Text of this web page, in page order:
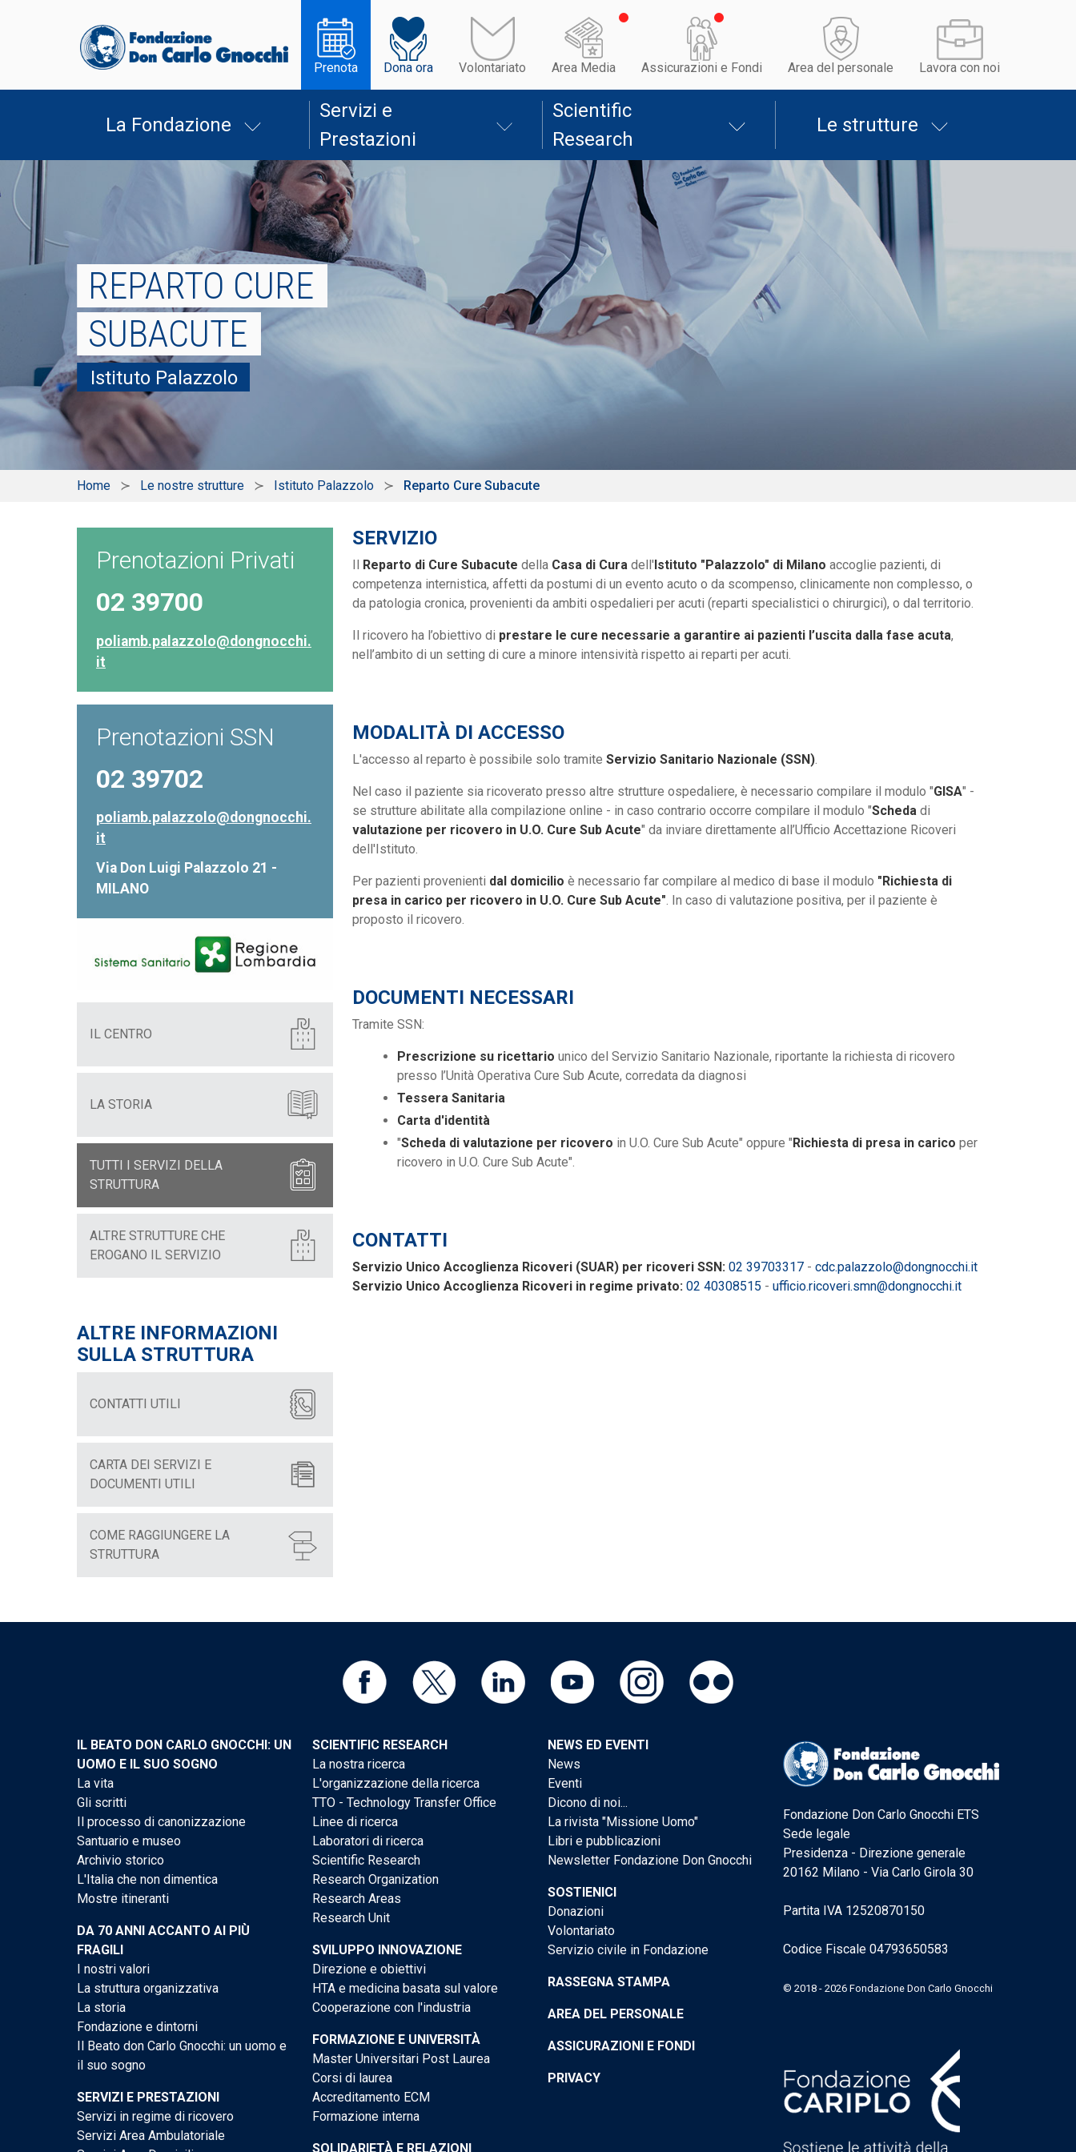
Prenota Dona ora Volontariato Area Media Assicurazioni e Fondi Area del personale Lavora con noi
La Fondazione
Servizi e
Prestazioni
Scientific
Research
Le strutture
REPARTO CURE
SUBACUTE
Istituto Palazzolo
Home Le nostre strutture Istituto Palazzolo Reparto Cure Subacute
Prenotazioni Privati
02 39700
poliamb.palazzolo@dongnocchi.
it
Prenotazioni SSN
02 39702
poliamb.palazzolo@dongnocchi.
it
Via Don Luigi Palazzolo 21 -
MILANO
IL CENTRO
LA STORIA
TUTTI I SERVIZI DELLA
STRUTTURA
ALTRE STRUTTURE CHE
EROGANO IL SERVIZIO
ALTRE INFORMAZIONI
SULLA STRUTTURA
CONTATTI UTILI
CARTA DEI SERVIZI E
DOCUMENTI UTILI
COME RAGGIUNGERE LA
STRUTTURA
SERVIZIO
Reparto di Cure Subacute della Casa di Cura dell' Istituto "Palazzolo" di Milano accoglie pazienti, di
competenza internistica, affetti da postumi di un evento acuto o da scompenso, clinicamente non complesso, o
da patologia cronica, provenienti da ambiti ospedalieri per acuti (reparti specialistici o chirurgici), o dal territorio.
Il ricovero ha l’obiettivo di prestare le cure necessarie a garantire ai pazienti l’uscita dalla fase acuta,
nell’ambito di un setting di cure a minore intensività rispetto ai reparti per acuti.
MODALITÀ DI ACCESSO
L'accesso al reparto è possibile solo tramite Servizio Sanitario Nazionale (SSN).
Nel caso il paziente sia ricoverato presso altre strutture ospedaliere, è necessario compilare il modulo "GISA" -
se strutture abilitate alla compilazione online - in caso contrario occorre compilare il modulo "Scheda di
valutazione per ricovero in U.O. Cure Sub Acute" da inviare direttamente all’Ufficio Accettazione Ricoveri
dell'Istituto.
Per pazienti provenienti dal domicilio è necessario far compilare al medico di base il modulo "Richiesta di
presa in carico per ricovero in U.O. Cure Sub Acute". In caso di valutazione positiva, per il paziente è
proposto il ricovero.
DOCUMENTI NECESSARI
Tramite SSN:
Prescrizione su ricettario unico del Servizio Sanitario Nazionale, riportante la richiesta di ricovero
presso l’Unità Operativa Cure Sub Acute, corredata da diagnosi
Tessera Sanitaria
Carta d'identità
"Scheda di valutazione per ricovero in U.O. Cure Sub Acute" oppure " Richiesta di presa in carico per
ricovero in U.O. Cure Sub Acute".
CONTATTI
Servizio Unico Accoglienza Ricoveri (SUAR) per ricoveri SSN: 02 39703317 - cdc.palazzolo@dongnocchi.it
Servizio Unico Accoglienza Ricoveri in regime privato: 02 40308515 - ufficio.ricoveri.smn@dongnocchi.it
IL BEATO DON CARLO GNOCCHI: UN
UOMO E IL SUO SOGNO
La vita
Gli scritti
Il processo di canonizzazione
Santuario e museo
Archivio storico
L'Italia che non dimentica
Mostre itineranti
DA 70 ANNI ACCANTO AI PIÙ
FRAGILI
I nostri valori
La struttura organizzativa
La storia
Fondazione e dintorni
Il Beato don Carlo Gnocchi: un uomo e
il suo sogno
SERVIZI E PRESTAZIONI
Servizi in regime di ricovero
Servizi Area Ambulatoriale
SCIENTIFIC RESEARCH
La nostra ricerca
L'organizzazione della ricerca
TTO - Technology Transfer Office
Linee di ricerca
Laboratori di ricerca
Scientific Research
Research Organization
Research Areas
Research Unit
SVILUPPO INNOVAZIONE
Direzione e obiettivi
HTA e medicina basata sul valore
Cooperazione con l'industria
FORMAZIONE E UNIVERSITÀ
Master Universitari Post Laurea
Corsi di laurea
Accreditamento ECM
Formazione interna
SOLIDARIETÀ E RELAZIONI
NEWS ED EVENTI
News
Eventi
Dicono di noi...
La rivista "Missione Uomo"
Libri e pubblicazioni
Newsletter Fondazione Don Gnocchi
SOSTIENICI
Donazioni
Volontariato
Servizio civile in Fondazione
RASSEGNA STAMPA
AREA DEL PERSONALE
ASSICURAZIONI E FONDI
PRIVACY
Fondazione Don Carlo Gnocchi ETS
Sede legale
Presidenza - Direzione generale
20162 Milano - Via Carlo Girola 30
Partita IVA 12520870150
Codice Fiscale 04793650583
© 2018 - 2026 Fondazione Don Carlo Gnocchi